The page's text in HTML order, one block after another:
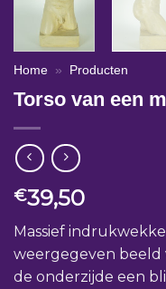
Home » Producten
Torso van een
€39,50
Massief
weergegeven beeld
de onderzijde een